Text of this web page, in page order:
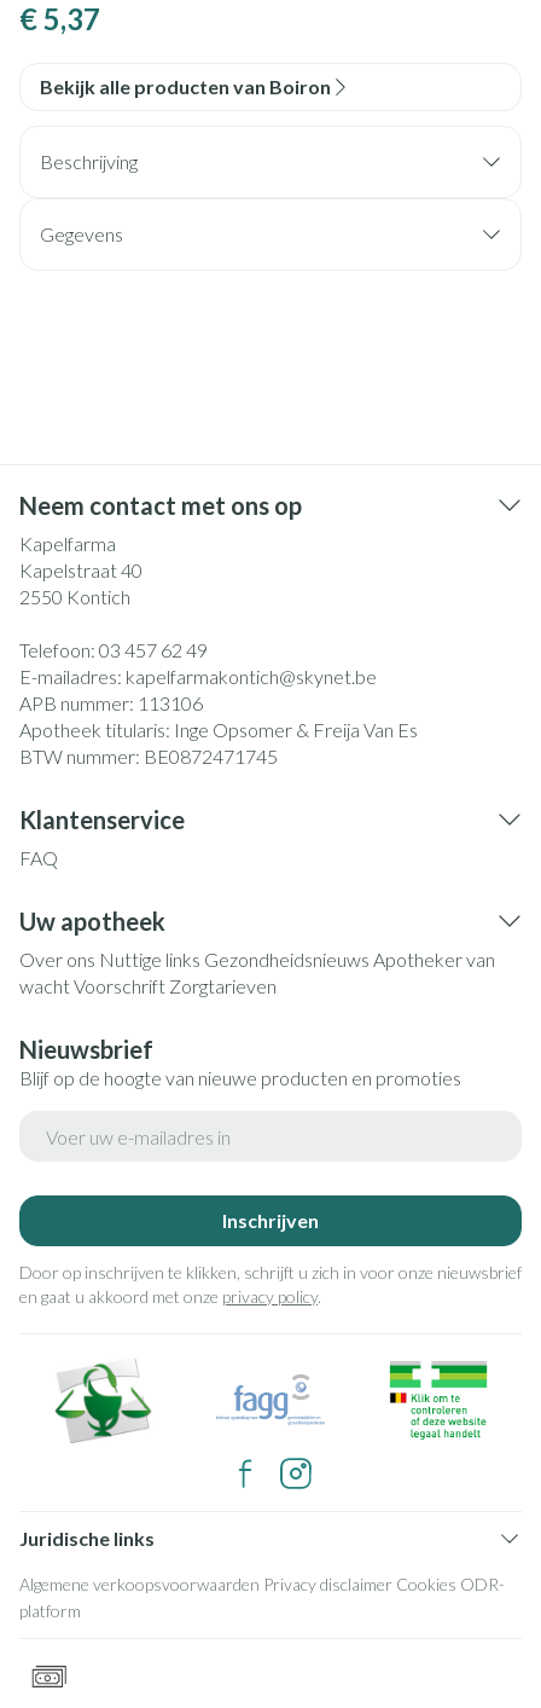
€ 5,37
Bekijk alle producten van Boiron
Beschrijving
Gegevens
Neem contact met ons op
Kapelfarma
Kapelstraat 40
2550 Kontich
Telefoon: 03 457 62 49
E-mailadres: kapelfarmakontich@skynet.be
APB nummer: 113106
Apotheek titularis: Inge Opsomer & Freija Van Es
BTW nummer: BE0872471745
Klantenservice
FAQ
Uw apotheek
Over ons Nuttige links Gezondheidsnieuws Apotheker van
wachtVoorschrift Zorgtarieven
Nieuwsbrief
Blijf op de hoogte van nieuwe producten en promoties
Inschrijven
Door op inschrijven te klikken, schrijft u zich in voor onze nieuwsbrief
en gaat u akkoord met onze privacy policy.
Juridische links
Algemene verkoopsvoorwaarden Privacy disclaimer Cookies ODR-
platform